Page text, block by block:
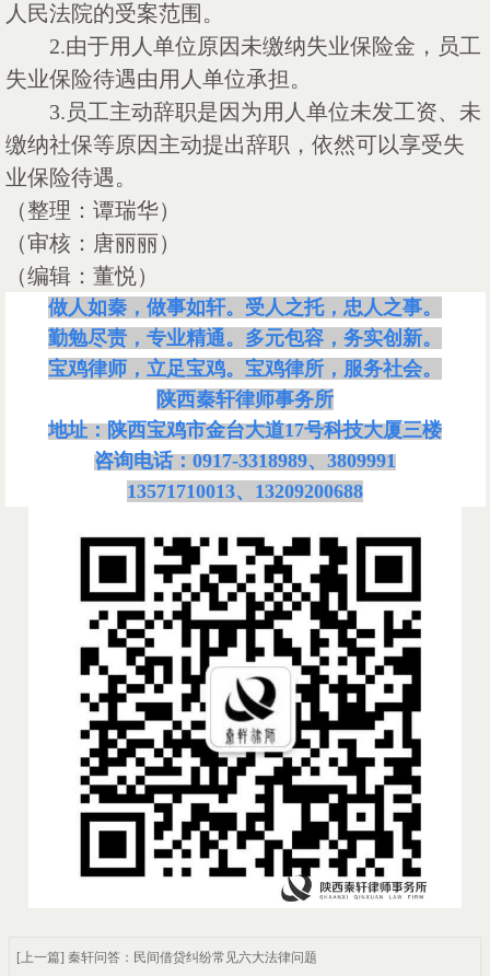
人民法院的受案范围。
2.由于用人单位原因未缴纳失业保险金，员工
失业保险待遇由用人单位承担。
3.员工主动辞职是因为用人单位未发工资、未
缴纳社保等原因主动提出辞职，依然可以享受失
业保险待遇。
（整理：谭瑞华）
（审核：唐丽丽）
（编辑：董悦）
做人如秦，做事如轩。受人之托，忠人之事。
勤勉尽责，专业精通。多元包容，务实创新。
宝鸡律师，立足宝鸡。宝鸡律所，服务社会。
陕西秦轩律师事务所
地址：陕西宝鸡市金台大道17号科技大厦三楼
咨询电话：0917-3318989、3809991
13571710013、13209200688
[上一篇] 秦轩问答：民间借贷纠纷常见六大法律问题